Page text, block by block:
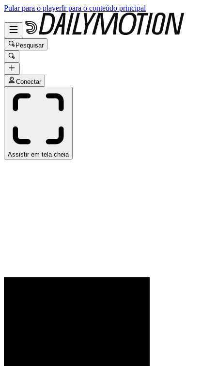
Pular para o playerIr para o conteúdo principal
Pesquisar
Conectar
Assistir em tela cheia